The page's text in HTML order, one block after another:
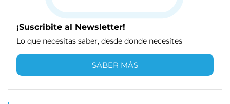
¡Suscribite al Newsletter!
Lo que necesitas saber, desde donde necesites
SABER MÁS